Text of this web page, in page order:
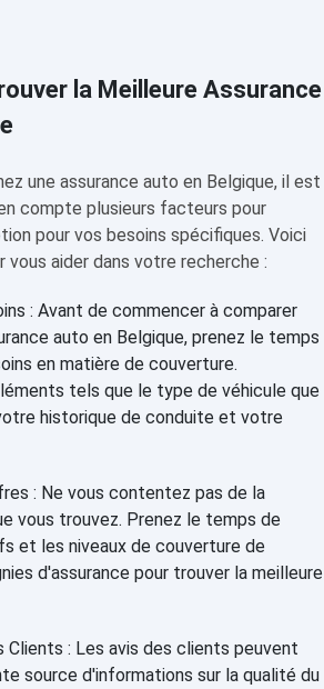
la Meilleure Assurance
une assurance auto en Belgique, il est
compte plusieurs facteurs pour
pour vos besoins spécifiques. Voici
vous aider dans votre recherche :
: Avant de commencer à comparer
auto en Belgique, prenez le temps
en matière de couverture.
tels que le type de véhicule que
historique de conduite et votre
: Ne vous contentez pas de la
vous trouvez. Prenez le temps de
et les niveaux de couverture de
d'assurance pour trouver la meilleure
Clients : Les avis des clients peuvent
source d'informations sur la qualité du